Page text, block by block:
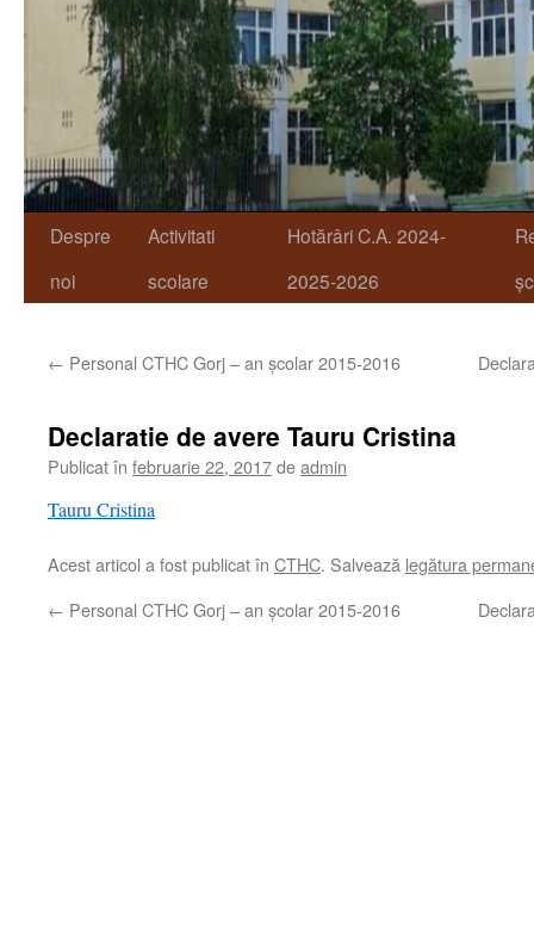
Despre
noi
Activitati
scolare
Hotărâri C.A. 2024-
2025-2026
← Personal CTHC Gorj – an şcolar 2015-2016
Declaratie de avere Tauru Cristina
Publicat în februarie 22, 2017deadmin
Tauru Cristina
Acest articol a fost publicat în CTHC. Salvează legătura
← Personal CTHC Gorj – an şcolar 2015-2016